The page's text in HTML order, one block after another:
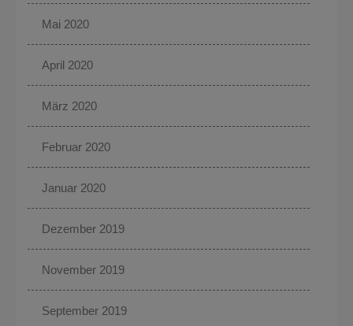
Mai 2020
April 2020
März 2020
Februar 2020
Januar 2020
Dezember 2019
November 2019
September 2019